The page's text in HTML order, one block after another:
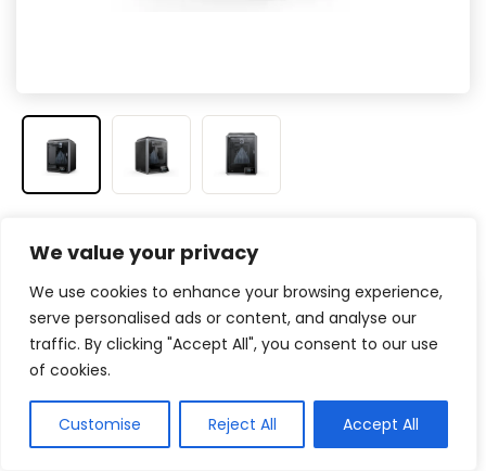
We value your privacy
We use cookies to enhance your browsing experience,
serve personalised ads or content, and analyse our
traffic. By clicking "Accept All", you consent to our use
of cookies.
Customise Reject All Accept All
Veja na Amazon
Prós
Alta velocidade de impressão (até 600
Nivelamento automático inteligente